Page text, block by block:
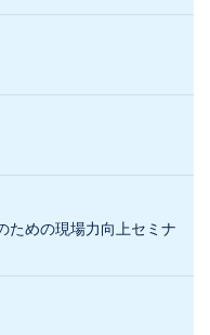
ための現場力向上セミナ